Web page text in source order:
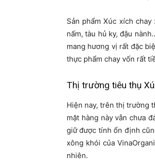
Sản phẩm Xúc xích
nấm, tàu hủ ky, đậu
mang hương vị rất đặc
thực phẩm chay vốn rất
Thị trường tiêu thụ
Hiện nay, trên thị trường
mặt hàng này vẫn chưa
giữ được tính ổn định
xông khói của
nhiên.